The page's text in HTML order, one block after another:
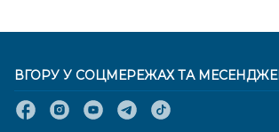
ВГОРУ У СОЦМЕРЕЖАХ ТА